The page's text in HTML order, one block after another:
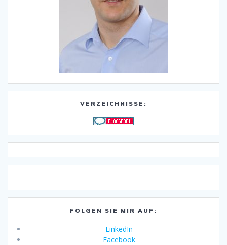
VERZEICHNISSE:
FOLGEN SIE MIR AUF:
LinkedIn
Facebook